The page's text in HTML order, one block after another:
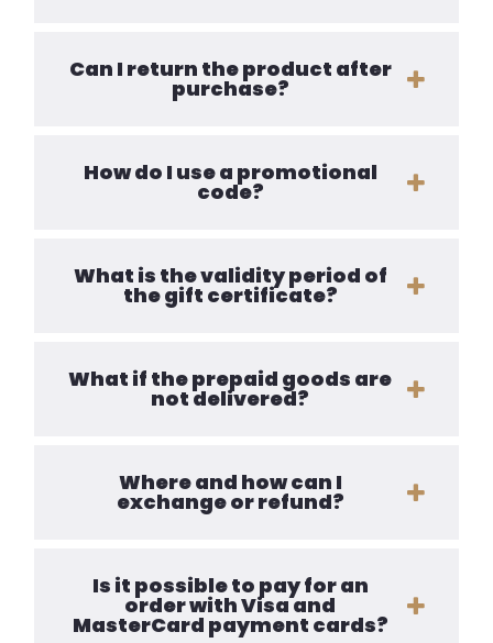
Can I return the product after
purchase?
How do I use a promotional
code?
What is the validity period of
the gift certificate?
What if the prepaid goods are
not delivered?
Where and how can I
exchange or refund?
Is it possible to pay for an
order with Visa and
MasterCard payment cards?